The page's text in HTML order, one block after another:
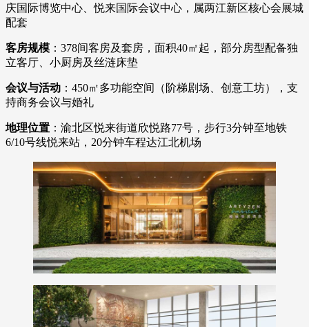
庆国际博览中心、悦来国际会议中心，属两江新区核心会展城
配套
客房规模​ ​：378间客房及套房，面积40㎡起，部分房型配备独
立客厅、小厨房及丝涟床垫
会议与活动​ ​：450㎡多功能空间（阶梯剧场、创意工坊），支
持商务会议与婚礼
​地理位置​ ​：渝北区悦来街道欣悦路77号，步行3分钟至地铁
6/10号线悦来站，20分钟车程达江北机场